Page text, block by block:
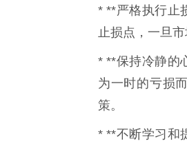
* **严格执行止
止损点，一旦
* **保持冷静的
为一时的亏损
策。
* **不断学习和